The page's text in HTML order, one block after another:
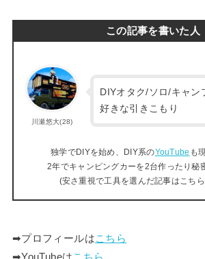
この記事を書いた人
川瀬悠大(28)
DIYオタク/ソロ/キャン
好きな引きこもり
独学でDIYを始め、DIY系のYouTube も
2年でキャンピングカーを2台作ったり秘
(安さ重視で工具を選んだ記事はこち
➡︎プロフィールはこちら